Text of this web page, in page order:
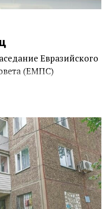
Евразийского
(ЕМПС)